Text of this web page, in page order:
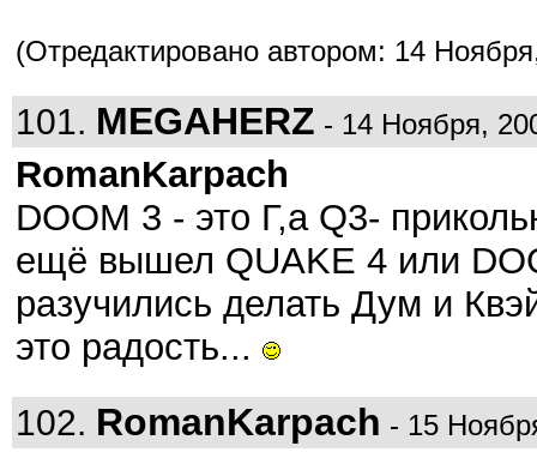
(Отредактировано автором: 14
101. MEGAHERZ - 14 Ноября,
RomanKarpach
DOOM 3 - это Г,а Q3-
ещё вышел QUAKE 4 или
разучились делать Дум и
это радость...
102. RomanKarpach - 15